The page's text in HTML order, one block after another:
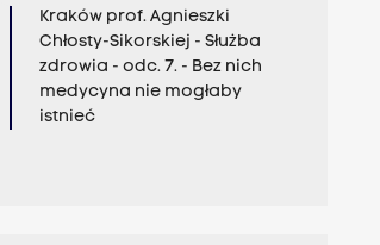
Kraków prof. Agnieszki
Chłosty-Sikorskiej - Służba
zdrowia - odc. 7. - Bez nich
medycyna nie mogłaby
istnieć